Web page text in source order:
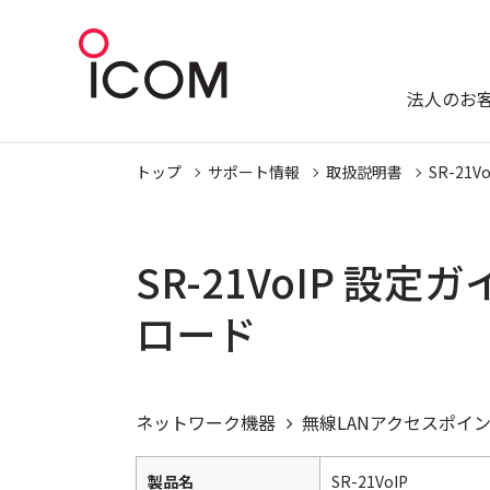
法人のお
トップ サポート情報 取扱説明書 SR-
SR-21VoIP 設定
ロード
ネットワーク機器 無線LANアクセスポイ
製品名 SR-21VoIP